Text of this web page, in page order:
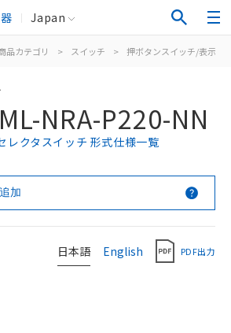
Japan
品カテゴリ > スイッチ > 押ボタンスイッチ/表示灯
NRA-P220-NN
レクタスイッチ 形式仕様一覧
加
日本語 English PDF出力